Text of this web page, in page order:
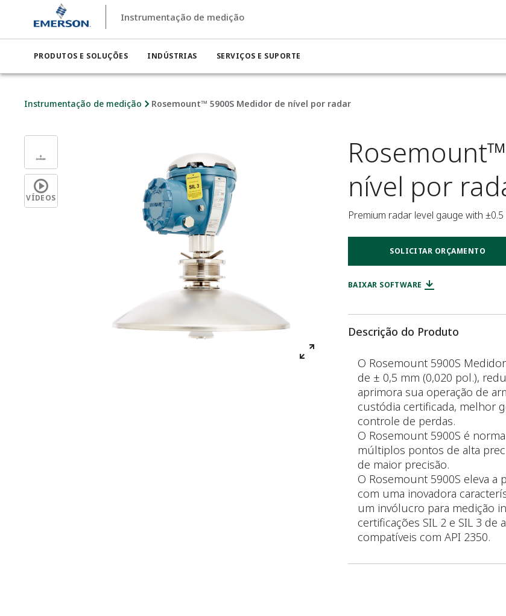
Instrumentação de medição
PRODUTOS E SOLUÇÕES INDÚSTRIAS SERVIÇOS E SUPORTE
Instrumentação de medição Rosemount™ 5900S Medidor de nível por radar
VÍDEOS
nível por
Premium radar level gauge with
SOLICITAR ORÇAMENTO
BAIXAR SOFTWARE
Descrição do Produto
O Rosemount 5900S
de ± 0,5 mm (0,020 pol.),
aprimora sua operação de
custódia certificada, melhor
controle de perdas.
O Rosemount 5900S é
múltiplos pontos de alta
de maior precisão.
O Rosemount 5900S eleva
com uma inovadora
um invólucro para medição
certificações SIL 2 e SIL 3
compatíveis com API 2350.